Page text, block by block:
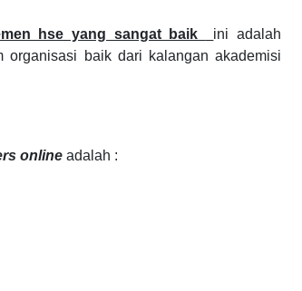
hse yang sangat baik
ini adalah
organisasi baik dari kalangan akademisi
online adalah :